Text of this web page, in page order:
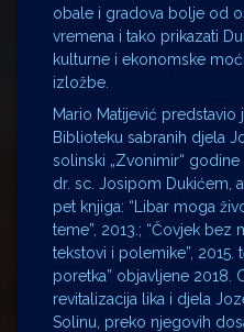
obale i gradova bolje od
vremena i tako prikazati
kulturne i ekonomske
izložbe.
Mario Matijević predstavio
Biblioteku sabranih djela
solinski „Zvonimir“ godine
dr. sc. Josipom Dukićem,
pet knjiga: “Libar moga
teme”, 2013.; “Čovjek bez
tekstovi i polemike”, 2015.
poretka” objavljene 2018.
revitalizacija lika i djela
Solinu, preko njegovih